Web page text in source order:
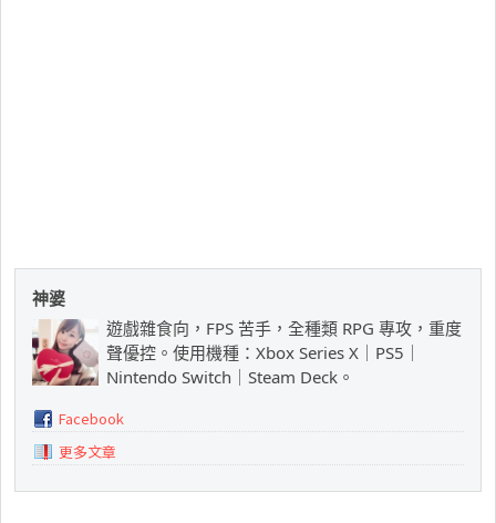
神婆
遊戲雜食向，FPS 苦手，全種類 RPG 專攻，重度
聲優控。使用機種：Xbox Series X｜PS5｜
Nintendo Switch｜Steam Deck。
Facebook
更多文章